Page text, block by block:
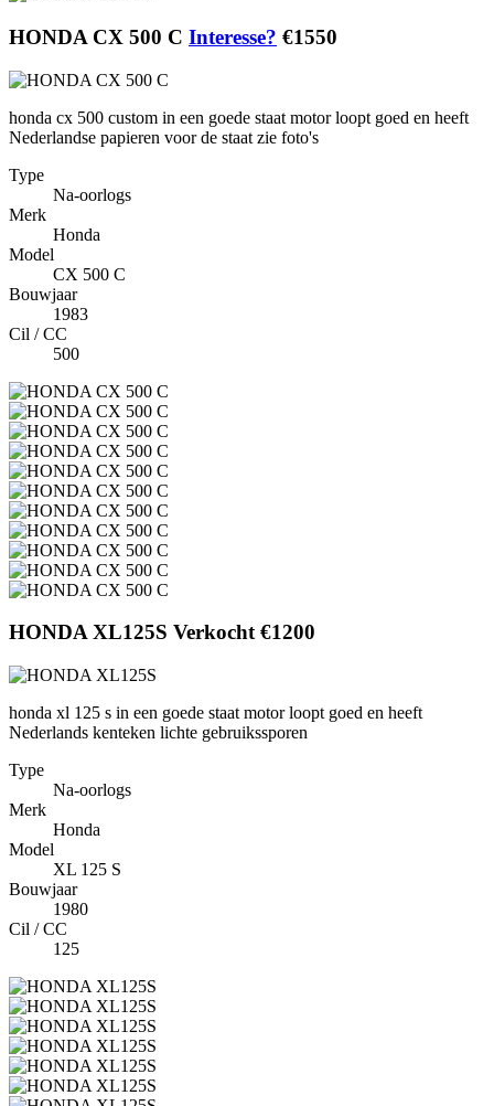
HONDA CX 500 C Interesse? €1550
honda cx 500 custom in een goede staat motor loopt goed en heeft
Nederlandse papieren voor de staat zie foto's
Type
Na-oorlogs
Merk
Honda
Model
CX 500 C
Bouwjaar
1983
Cil / CC
500
HONDA XL125S Verkocht €1200
honda xl 125 s in een goede staat motor loopt goed en heeft
Nederlands kenteken lichte gebruikssporen
Type
Na-oorlogs
Merk
Honda
Model
XL 125 S
Bouwjaar
1980
Cil / CC
125